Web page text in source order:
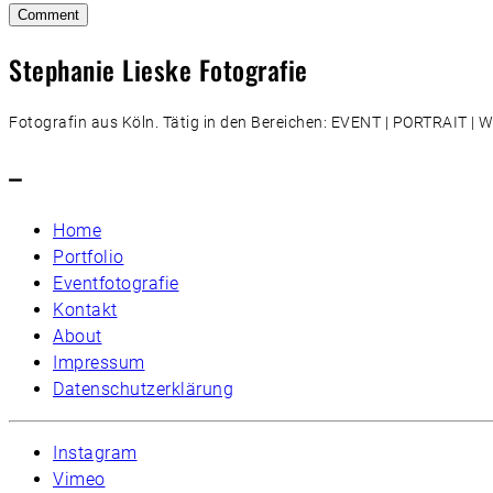
Stephanie Lieske Fotografie
Fotografin aus Köln. Tätig in den Bereichen: EVENT | PORTRAIT |
–
Home
Portfolio
Eventfotografie
Kontakt
About
Impressum
Datenschutzerklärung
Instagram
Vimeo